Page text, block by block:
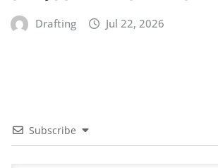
Drafting Jul 22, 2026
Subscribe